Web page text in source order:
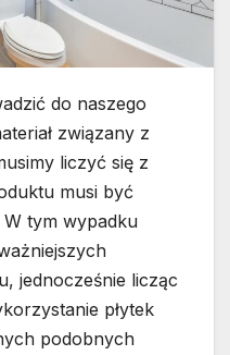
do naszego
związany z
liczyć się z
musi być
tym wypadku
jednocześnie licząc
płytek
podobnych